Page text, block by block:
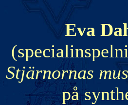
Eva
Stjärnornas
på